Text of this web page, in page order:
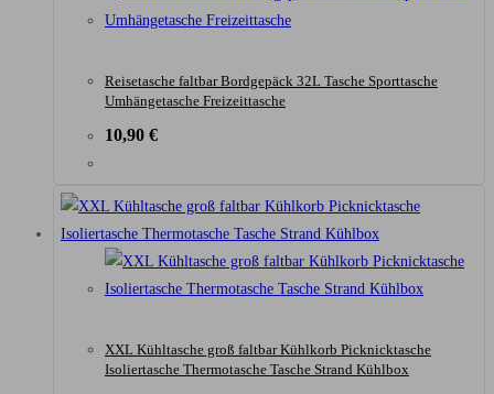
Reisetasche faltbar Bordgepäck 32L Tasche Sporttasche
Umhängetasche Freizeittasche
10,90 €
XXL Kühltasche groß faltbar Kühlkorb Picknicktasche
Isoliertasche Thermotasche Tasche Strand Kühlbox